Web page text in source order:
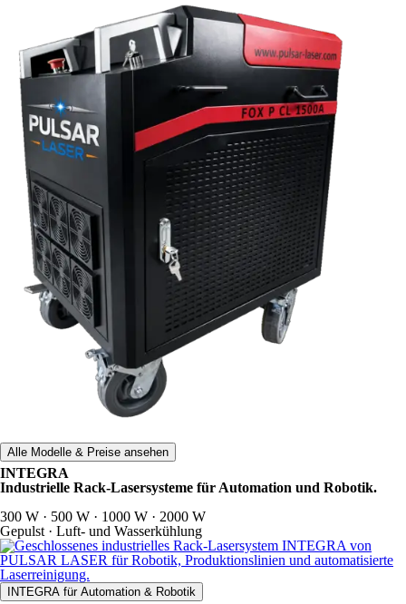
Alle Modelle & Preise ansehen
INTEGRA
Industrielle Rack-Lasersysteme für Automation und Robotik.
300 W · 500 W · 1000 W · 2000 W
Gepulst · Luft- und Wasserkühlung
INTEGRA für Automation & Robotik